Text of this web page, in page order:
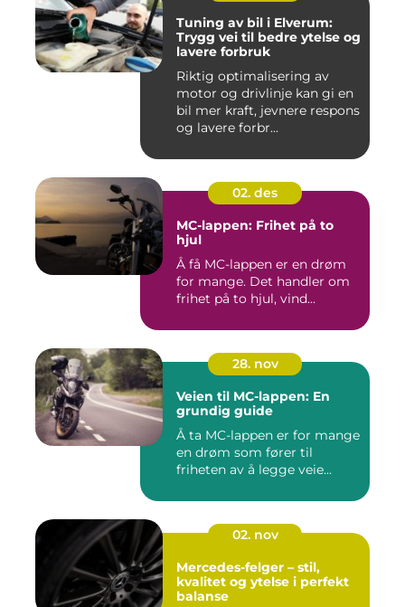
Tuning av bil i Elverum:
Trygg vei til bedre ytelse og
lavere forbruk
Riktig optimalisering av
motor og drivlinje kan gi en
bil mer kraft, jevnere respons
og lavere forbr...
02. des
MC-lappen: Frihet på to
hjul
Å få MC-lappen er en drøm
for mange. Det handler om
frihet på to hjul, vind...
28. nov
Veien til MC-lappen: En
grundig guide
Å ta MC-lappen er for mange
en drøm som fører til
friheten av å legge veie...
02. nov
Mercedes-felger – stil,
kvalitet og ytelse i perfekt
balanse